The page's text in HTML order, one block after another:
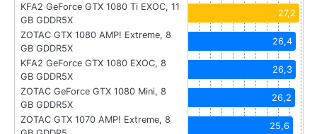
KFA2 GeForce GTX 1080 Ti EXOC, 11
GB GDDR5X
27,2
ZOTAC GTX 1080 AMP! Extreme, 8
GB GDDR5X
26,4
KFA2 GeForce GTX 1080 EXOC, 8
GB GDDR5X
26,3
ZOTAC GeForce GTX 1080 Mini, 8
GB GDDR5X
26,2
ZOTAC GTX 1070 AMP! Extreme, 8
25,6